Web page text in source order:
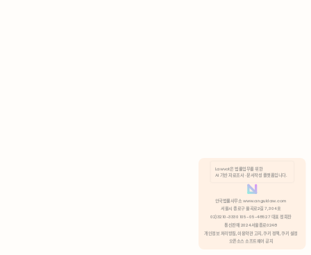
분석 쿠키 허용
Lawvot은 법률업무를 위한
AI 기반 자료조사 · 문서작성 플랫폼입니다.
안국법률사무소 www.anguklaw.com
서울시 종로구 율곡로2길 7, 304호
02)3210-3330 105-05-48527 대표 정희찬
통신판매 2024서울종로0248
개인정보 처리방침, 이용약관 고지, 쿠키 정책, 쿠키 설정
오픈소스 소프트웨어 공지